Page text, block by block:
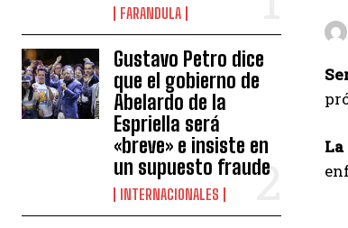
FARANDULA
Gustavo Petro dice
que el gobierno de
Abelardo de la
Espriella será
«breve» e insiste en
un supuesto fraude
INTERNACIONALES